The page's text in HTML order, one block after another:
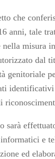
che
anni, tale
nella misura
dal
genitoriale
identificativi
sarà
e
ed